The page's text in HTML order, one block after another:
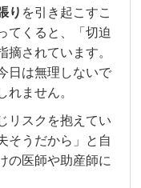
り を引き起こすこ
てくると、「切迫
されています。
日は無理しないで
れません。
リスクを抱えてい
そうだから」と自
の医師や助産師に